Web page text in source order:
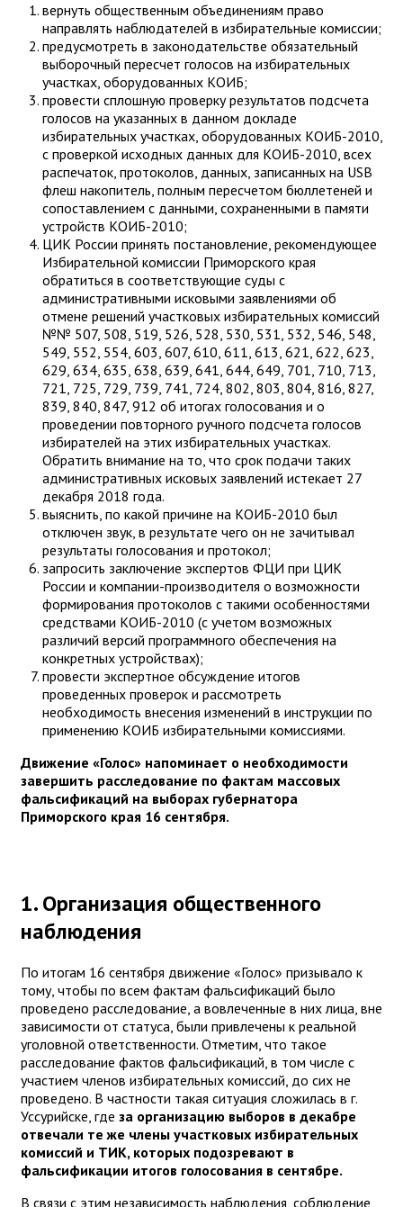
вернуть общественным объединениям право
направлять наблюдателей в избирательные комиссии;
предусмотреть в законодательстве обязательный
выборочный пересчет голосов на избирательных
участках, оборудованных КОИБ;
провести сплошную проверку результатов подсчета
голосов на указанных в данном докладе
избирательных участках, оборудованных КОИБ-2010,
с проверкой исходных данных для КОИБ-2010, всех
распечаток, протоколов, данных, записанных на USB
флеш накопитель, полным пересчетом бюллетеней и
сопоставлением с данными, сохраненными в памяти
устройств КОИБ-2010;
ЦИК России принять постановление, рекомендующее
Избирательной комиссии Приморского края
обратиться в соответствующие суды с
административными исковыми заявлениями об
отмене решений участковых избирательных комиссий
№№ 507, 508, 519, 526, 528, 530, 531, 532, 546, 548,
549, 552, 554, 603, 607, 610, 611, 613, 621, 622, 623,
629, 634, 635, 638, 639, 641, 644, 649, 701, 710, 713,
721, 725, 729, 739, 741, 724, 802, 803, 804, 816, 827,
839, 840, 847, 912 об итогах голосования и о
проведении повторного ручного подсчета голосов
избирателей на этих избирательных участках.
Обратить внимание на то, что срок подачи таких
административных исковых заявлений истекает 27
декабря 2018 года.
выяснить, по какой причине на КОИБ-2010 был
отключен звук, в результате чего он не зачитывал
результаты голосования и протокол;
запросить заключение экспертов ФЦИ при ЦИК
России и компании-производителя о возможности
формирования протоколов с такими особенностями
средствами КОИБ-2010 (с учетом возможных
различий версий программного обеспечения на
конкретных устройствах);
провести экспертное обсуждение итогов
проведенных проверок и рассмотреть
необходимость внесения изменений в инструкции по
применению КОИБ избирательными комиссиями.
Движение «Голос» напоминает о необходимости
завершить расследование по фактам массовых
фальсификаций на выборах губернатора
Приморского края 16 сентября.
1. Организация общественного
наблюдения
По итогам 16 сентября движение «Голос» призывало к
тому, чтобы по всем фактам фальсификаций было
проведено расследование, а вовлеченные в них лица, вне
зависимости от статуса, были привлечены к реальной
уголовной ответственности. Отметим, что такое
расследование фактов фальсификаций, в том числе с
участием членов избирательных комиссий, до сих не
проведено. В частности такая ситуация сложилась в г.
Уссурийске, где за организацию выборов в декабре
отвечали те же члены участковых избирательных
комиссий и ТИК, которых подозревают в
фальсификации итогов голосования в сентябре.
В связи с этим независимость наблюдения, соблюдение